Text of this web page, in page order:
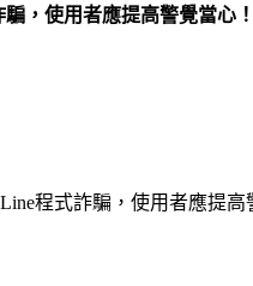
，使用者應提高警覺當心！
程式詐騙，使用者應提高